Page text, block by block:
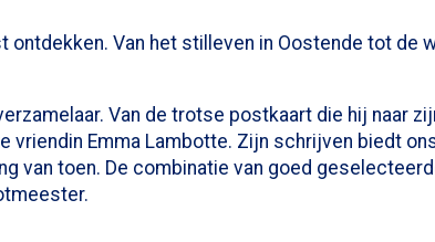
Van het stilleven in Oostende tot de
Van de trotse postkaart die hij naar
Emma Lambotte. Zijn schrijven biedt
van toen. De combinatie van goed